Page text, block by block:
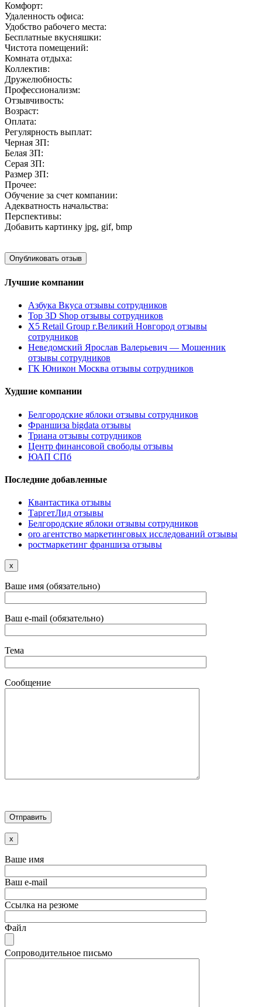
Комфорт:
Удаленность офиса:
Удобство рабочего места:
Бесплатные вкусняшки:
Чистота помещений:
Комната отдыха:
Коллектив:
Дружелюбность:
Профессионализм:
Отзывчивость:
Возраст:
Оплата:
Регулярность выплат:
Черная ЗП:
Белая ЗП:
Серая ЗП:
Размер ЗП:
Прочее:
Обучение за счет компании:
Адекватность начальства:
Перспективы:
Добавить картинку jpg, gif, bmp
Лучшие компании
Азбука Вкуса отзывы сотрудников
Top 3D Shop отзывы сотрудников
X5 Retail Group г.Великий Новгород отзывы
сотрудников
Неведомский Ярослав Валерьевич — Мошенник
отзывы сотрудников
ГК Юникон Москва отзывы сотрудников
Худшие компании
Белгородские яблоки отзывы сотрудников
Франшиза bigdata отзывы
Триана отзывы сотрудников
Центр финансовой свободы отзывы
ЮАП СПб
Последние добавленные
Квантастика отзывы
ТаргетЛид отзывы
Белгородские яблоки отзывы сотрудников
oro агентство маркетинговых исследований отзывы
ростмаркетинг франшиза отзывы
x
Ваше имя (обязательно)
Ваш e-mail (обязательно)
Тема
Сообщение
x
Ваше имя
Ваш e-mail
Ссылка на резюме
Файл
Сопроводительное письмо